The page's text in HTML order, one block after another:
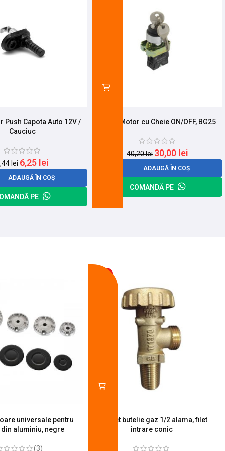
Push Capota Auto 12V /
Cauciuc
lei 6,25 lei
ADAUGĂ ÎN COȘ
PE
Buton Motor cu Cheie ON/OFF, BG25
40,20lei 30,00 lei
ADAUGĂ ÎN COȘ
COMANDĂ PE
universale pentru
aluminiu, negre
(3)
Robinet butelie gaz 1/2 alama, filet
intrare conic